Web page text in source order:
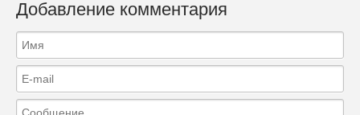
Добавление комментария